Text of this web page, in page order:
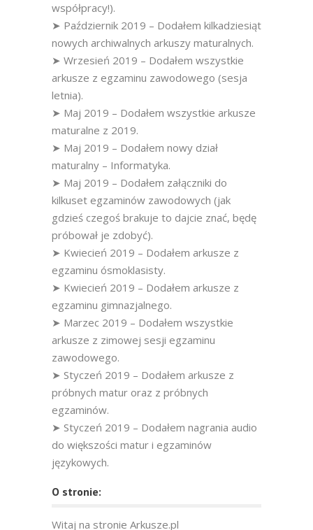
współpracy!).
➤ Październik 2019 – Dodałem kilkadziesiąt
nowych archiwalnych arkuszy maturalnych.
➤ Wrzesień 2019 – Dodałem wszystkie
arkusze z egzaminu zawodowego (sesja
letnia).
➤ Maj 2019 – Dodałem wszystkie arkusze
maturalne z 2019.
➤ Maj 2019 – Dodałem nowy dział
maturalny – Informatyka.
➤ Maj 2019 – Dodałem załączniki do
kilkuset egzaminów zawodowych (jak
gdzieś czegoś brakuje to dajcie znać, będę
próbował je zdobyć).
➤ Kwiecień 2019 – Dodałem arkusze z
egzaminu ósmoklasisty.
➤ Kwiecień 2019 – Dodałem arkusze z
egzaminu gimnazjalnego.
➤ Marzec 2019 – Dodałem wszystkie
arkusze z zimowej sesji egzaminu
zawodowego.
➤ Styczeń 2019 – Dodałem arkusze z
próbnych matur oraz z próbnych
egzaminów.
➤ Styczeń 2019 – Dodałem nagrania audio
do większości matur i egzaminów
językowych.
O stronie:
Witaj na stronie Arkusze.pl